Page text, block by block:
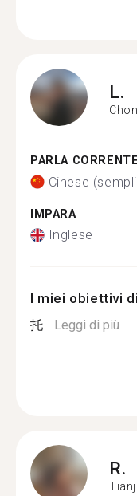
L.
PARLA
Cinese
IMPARA
Inglese
I miei obiettivi
托...Leggi di più
R.